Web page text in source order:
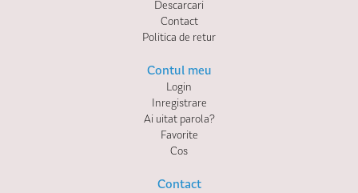
Descarcari
Contact
Politica de retur
Contul meu
Login
Inregistrare
Ai uitat parola?
Favorite
Cos
Contact